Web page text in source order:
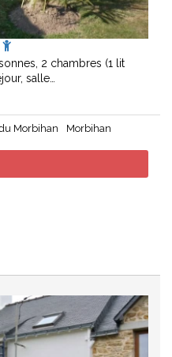
2 chambres (1 lit
salle…
Morbihan
Morbihan